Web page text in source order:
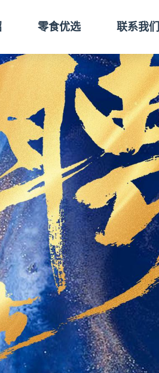
零食优选
零食品类
线上商城
零食礼盒团购
联系我们
人才招聘
联系方式
分销合作